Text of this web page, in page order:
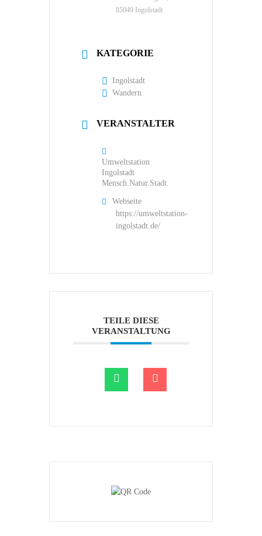
85049 Ingolstadt
KATEGORIE
Ingolstadt
Wandern
VERANSTALTER
Umweltstation
Ingolstadt
Mensch.Natur.Stadt.
Webseite
https://umweltstation-
ingolstadt.de/
TEILE DIESE
VERANSTALTUNG